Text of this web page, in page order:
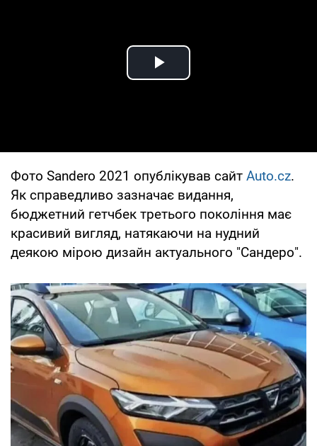
Play Video
Фото Sandero 2021 опублікував сайт Auto.cz.
Як справедливо зазначає видання,
бюджетний гетчбек третього покоління має
красивий вигляд, натякаючи на нудний
деякою мірою дизайн актуального "Сандеро".